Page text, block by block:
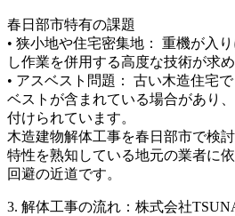
春日部市特有の課題
• 狭小地や住宅密集地： 重機が入
し作業を併用する高度な技術が求め
• アスベスト問題： 古い木造住宅
ベストが含まれている場合があり
付けられています。
木造建物解体工事を春日部市で検
特性を熟知している地元の業者に
回避の近道です。
3. 解体工事の流れ：株式会社